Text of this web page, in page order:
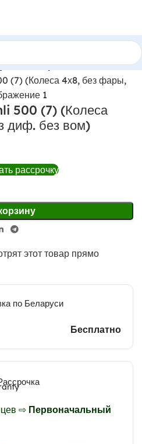
500 (7) (Колеса
диф. без вом)
рассрочку
этот товар прямо
по Беларуси
Бесплатно
⇨ Первоначальный